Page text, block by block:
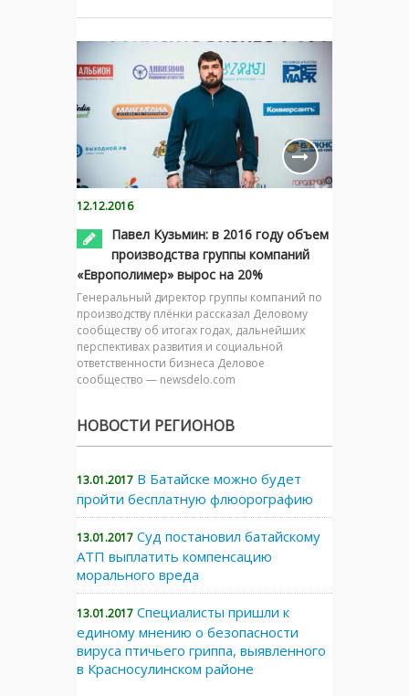
12.12.2016
Павел Кузьмин: в 2016 году объем
производства группы компаний
«Европолимер» вырос на 20%
Генеральный директор группы компаний по
производству плёнки рассказал Деловому
сообществу об итогах годах, дальнейших
перспективах развития и социальной
ответственности бизнеса Деловое
сообщество — newsdelo.com
НОВОСТИ РЕГИОНОВ
13.01.2017 В Батайске можно будет
пройти бесплатную флюорографию
13.01.2017 Суд постановил батайскому
АТП выплатить компенсацию
морального вреда
13.01.2017 Специалисты пришли к
единому мнению о безопасности
вируса птичьего гриппа, выявленного
в Красносулинском районе